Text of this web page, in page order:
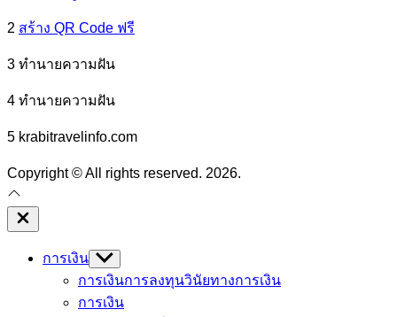
2 สร้าง QR Code ฟรี
3 ทํานายความฝัน
4 ทํานายความฝัน
5 krabitravelinfo.com
Copyright © All rights reserved. 2026.
Close
Off
การเงิน Show
sub
menu
การเงินการลงทุนวินัยทางการเงิน
การเงิน